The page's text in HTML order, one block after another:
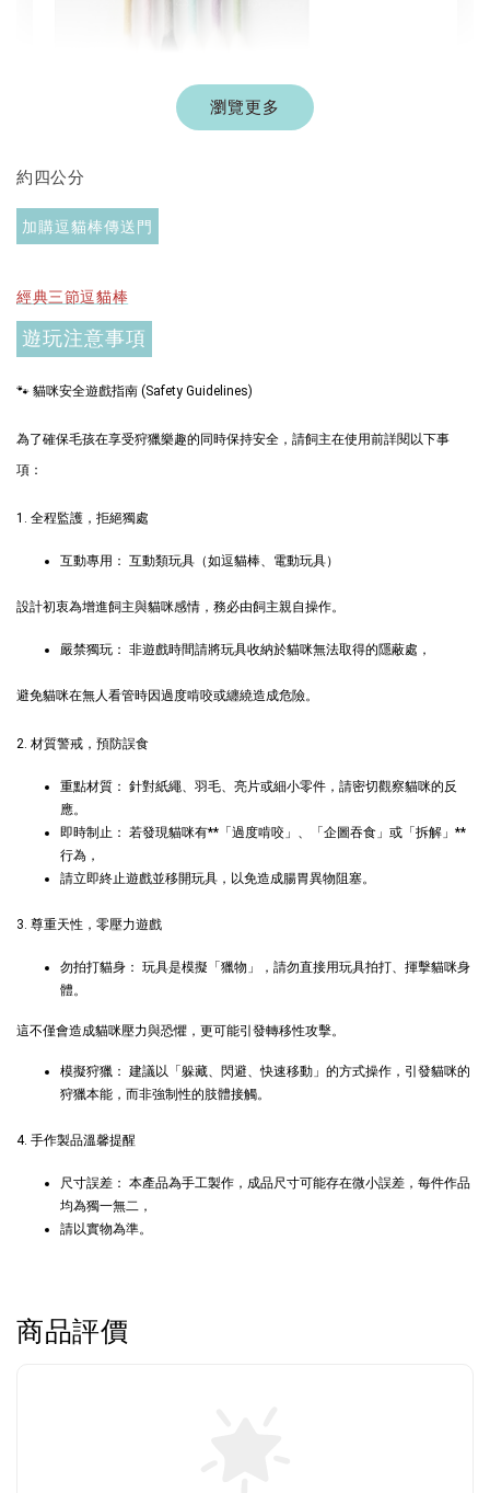
NT$ 1,500 TWD
$289加購奧咪樂 紓壓玩具
瀏覽全部
現貨｜德國
｜貓草纈草根玩具
NT$ 289 TWD
NT$ 300 TWD
- +
德國 Aumüller 奧咪樂
NT$ 300 TWD
- +
瀏覽更多
約四公分
加購逗貓棒傳送門
經典三節逗貓棒
遊玩注意事項
🐾 貓咪安全遊戲指南 (Safety Guidelines)
為了確保毛孩在享受狩獵樂趣的同時保持安全，請飼主在使用前詳閱以下事
項：
1. 全程監護，拒絕獨處
互動專用： 互動類玩具（如逗貓棒、電動玩具）
設計初衷為增進飼主與貓咪感情，務必由飼主親自操作。
嚴禁獨玩： 非遊戲時間請將玩具收納於貓咪無法取得的隱蔽處，
避免貓咪在無人看管時因過度啃咬或纏繞造成危險。
2. 材質警戒，預防誤食
重點材質： 針對紙繩、羽毛、亮片或細小零件，請密切觀察貓咪的反
應。
即時制止： 若發現貓咪有**「過度啃咬」、「企圖吞食」或「拆解」**
行為，
請立即終止遊戲並移開玩具，以免造成腸胃異物阻塞。
3. 尊重天性，零壓力遊戲
勿拍打貓身： 玩具是模擬「獵物」，請勿直接用玩具拍打、揮擊貓咪身
體。
這不僅會造成貓咪壓力與恐懼，更可能引發轉移性攻擊。
模擬狩獵： 建議以「躲藏、閃避、快速移動」的方式操作，引發貓咪的
狩獵本能，而非強制性的肢體接觸。
4. 手作製品溫馨提醒
尺寸誤差： 本產品為手工製作，成品尺寸可能存在微小誤差，每件作品
均為獨一無二，
請以實物為準。
商品評價